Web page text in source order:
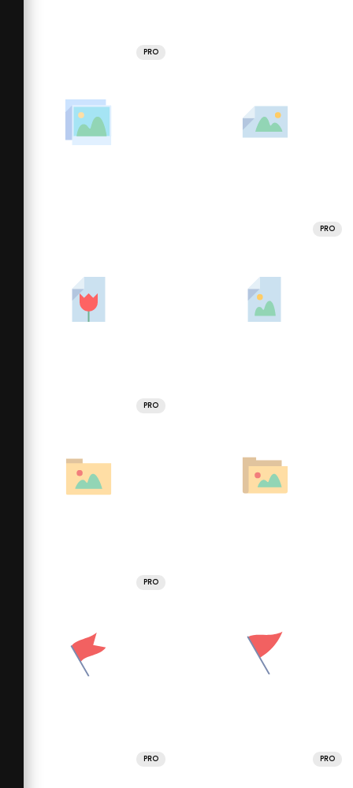
PRO
PRO
PRO
PRO
PRO PRO